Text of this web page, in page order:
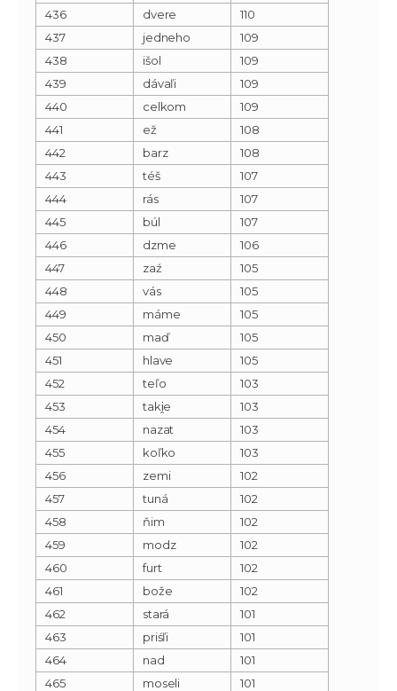
436 dvere
110
437
jedneho
109
438
išol
109
439
dávaľi
109
440
celkom
109
441
ež
108
442
barz
108
443
téš
107
444
rás
107
445
búl
107
446
dzme
106
447
zaź
105
448
vás
105
449
máme
105
450
maď
105
451
hlave
105
452
teľo
103
453
taki̯e
103
454
nazat
103
455
koľko
103
456
zemi
102
457
tuná
102
458
ňim
102
459
modz
102
460
furt
102
461
bože
102
462
stará
101
463
priśľi
101
464
nad
101
465
moseli
101